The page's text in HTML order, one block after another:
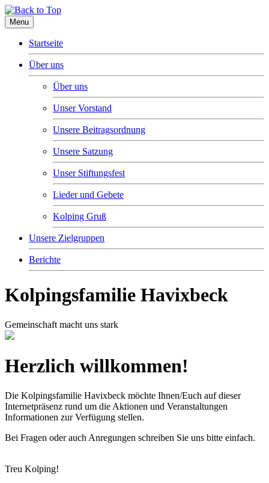
Menu
Startseite
Über uns
Über uns
Unser Vorstand
Unsere Beitragsordnung
Unsere Satzung
Unser Stiftungsfest
Lieder und Gebete
Kolping Gruß
Unsere Zielgruppen
Berichte
Kolpingsfamilie Havixbeck
Gemeinschaft macht uns stark
Herzlich willkommen!
Die Kolpingsfamilie Havixbeck möchte Ihnen/Euch auf dieser
Internetpräsenz rund um die Aktionen und Veranstaltungen
Informationen zur Verfügung stellen.
Bei Fragen oder auch Anregungen schreiben Sie uns bitte einfach.
Treu Kolping!